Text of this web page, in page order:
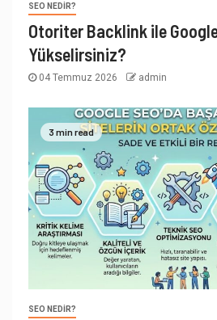
SEO NEDIR?
Otoriter Backlink ile
Yükselirsiniz?
04 Temmuz 2026 admin
3 min read
SEO NEDIR?